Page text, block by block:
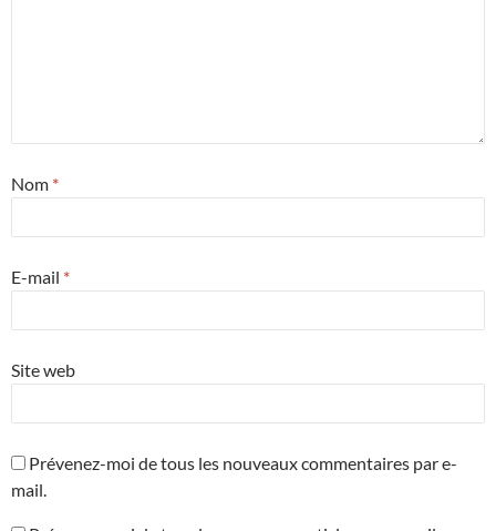
Nom *
E-mail *
Site web
Prévenez-moi de tous les nouveaux commentaires par e-
mail.